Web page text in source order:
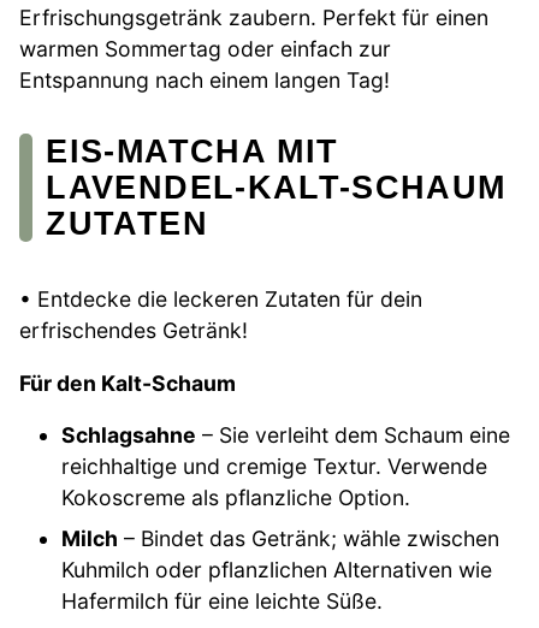
Erfrischungsgetränk zaubern. Perfekt für einen
warmen Sommertag oder einfach zur
Entspannung nach einem langen Tag!
EIS-MATCHA MIT
LAVENDEL-KALT-SCHAUM
ZUTATEN
• Entdecke die leckeren Zutaten für dein
erfrischendes Getränk!
Für den Kalt-Schaum
Schlagsahne – Sie verleiht dem Schaum eine
reichhaltige und cremige Textur. Verwende
Kokoscreme als pflanzliche Option.
Milch – Bindet das Getränk; wähle zwischen
Kuhmilch oder pflanzlichen Alternativen wie
Hafermilch für eine leichte Süße.